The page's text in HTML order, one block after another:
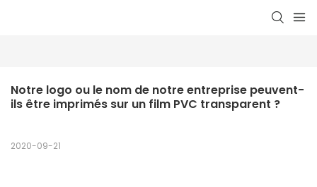
Notre logo ou le nom de notre entreprise peuvent-
ils être imprimés sur un film PVC transparent ?
2020-09-21